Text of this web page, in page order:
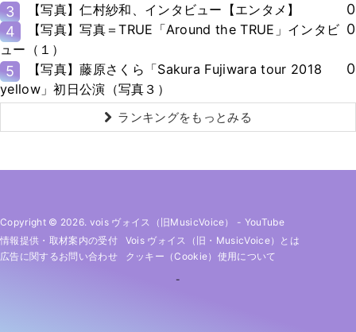
3 【写真】仁村紗和、インタビュー【エンタメ】
0
4
【写真】写真＝TRUE「Around the TRUE」インタビ
ュー（１）
0
5
【写真】藤原さくら「Sakura Fujiwara tour 2018
yellow」初日公演（写真３）
0
ランキングをもっとみる
Copyright © 2026. vois ヴォイス（旧MusicVoice） - YouTube
情報提供・取材案内の受付
Vois ヴォイス（旧・MusicVoice）とは
広告に関するお問い合わせ
クッキー（cookie）使用について
-